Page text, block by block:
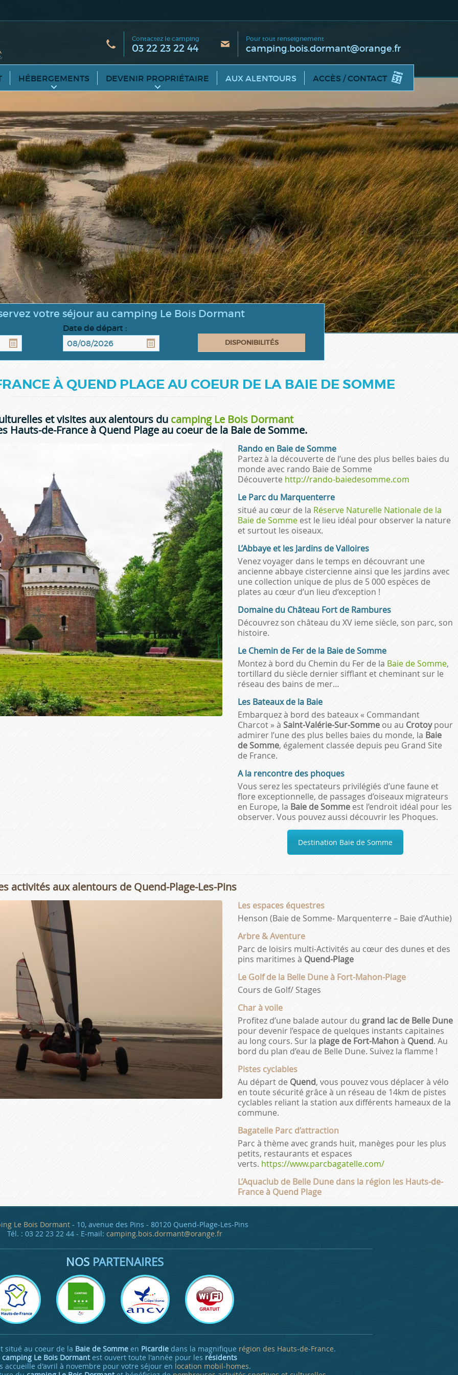
Pour tout renseignement
camping.bois.dormant@orange.fr
Contactez le camping
03 22 23 22 44
HÉBERGEMENTS DEVENIR PROPRIÉTAIRE AUX ALENTOURS ACCÈS / CONTACT
votre séjour au camping Le Bois Dormant
Date de départ :
À QUEND PLAGE AU COEUR DE LA BAIE DE SOMME
et visites aux alentours du camping Le Bois Dormant
Hauts-de-France à Quend Plage au coeur de la Baie de Somme.
Rando en Baie de Somme
Partez à la découverte de l’une des plus belles baies du
monde avec rando Baie de Somme
Découverte http://rando-baiedesomme.com
Le Parc du Marquenterre
situé au cœur de la Réserve Naturelle Nationale de la
Baie de Sommeest le lieu idéal pour observer la nature
et surtout les oiseaux.
L’Abbaye et les Jardins de Valloires
Venez voyager dans le temps en découvrant une
ancienne abbaye cistercienne ainsi que les jardins avec
une collection unique de plus de 5 000 espèces de
plates au cœur d’un lieu d’exception !
Domaine du Château Fort de Rambures
Découvrez son château du XV ieme siècle, son parc, son
histoire.
Le Chemin de Fer de la Baie de Somme
Montez à bord du Chemin du Fer de la Baie de Somme,
tortillard du siècle dernier sifflant et cheminant sur le
réseau des bains de mer…
Les Bateaux de la Baie
Embarquez à bord des bateaux « Commandant
Charcot » à Saint-Valérie-Sur-Sommeou au Crotoypour
admirer l’une des plus belles baies du monde, la Baie
de Somme, également classée depuis peu Grand Site
de France.
A la rencontre des phoques
Vous serez les spectateurs privilégiés d’une faune et
flore exceptionnelle, de passages d’oiseaux migrateurs
en Europe, la Baie de Sommeest l’endroit idéal pour les
observer. Vous pouvez aussi découvrir les Phoques.
Destination Baie de Somme
activités aux alentours de Quend-Plage-Les-Pins
Les espaces équestres
Henson (Baie de Somme- Marquenterre – Baie d’Authie)
Arbre & Aventure
Parc de loisirs multi-Activités au cœur des dunes et des
pins maritimes à Quend-Plage
Le Golf de la Belle Dune à Fort-Mahon-Plage
Cours de Golf/ Stages
Char à voile
Profitez d’une balade autour du grand lac de Belle Dune
pour devenir l’espace de quelques instants capitaines
au long cours. Sur la plage de Fort-Mahonà Quend. Au
bord du plan d’eau de Belle Dune. Suivez la flamme !
Pistes cyclables
Au départ de Quend, vous pouvez vous déplacer à vélo
en toute sécurité grâce à un réseau de 14km de pistes
cyclables reliant la station aux différents hameaux de la
commune.
Bagatelle Parc d’attraction
Parc à thème avec grands huit, manèges pour les plus
petits, restaurants et espaces
verts. https://www.parcbagatelle.com/
L’Aquaclub de Belle Dune dans la région les Hauts-de-
France à Quend Plage
Le Bois Dormant- 10, avenue des Pins - 80120 Quend-Plage-Les-Pins
Tél. : 03 22 23 22 44 - E-mail: camping.bois.dormant@orange.fr
NOSPARTENAIRES
situé au coeur de la Baie de Somme en Picardie dans la magnifique région des Hauts-de-France.
camping Le Bois Dormantest ouvert toute l'année pour les résidents
accueille d'avril à novembre pour votre séjour en location mobil-homes.